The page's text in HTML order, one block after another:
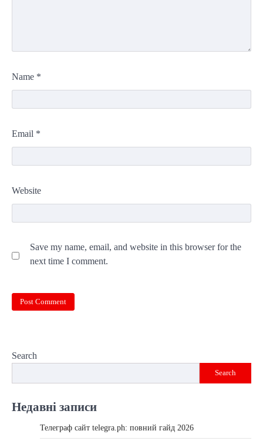
Name *
Email *
Website
Save my name, email, and website in this browser for the
next time I comment.
Search
Search
Недавні записи
Телеграф сайт telegra.ph: повний гайд 2026